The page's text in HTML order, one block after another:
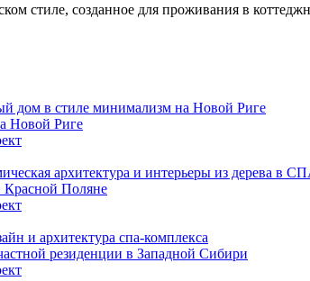
стиле, созданное для проживания в
Новой Риге
Красной Поляне
резиденции в Западной Сибири